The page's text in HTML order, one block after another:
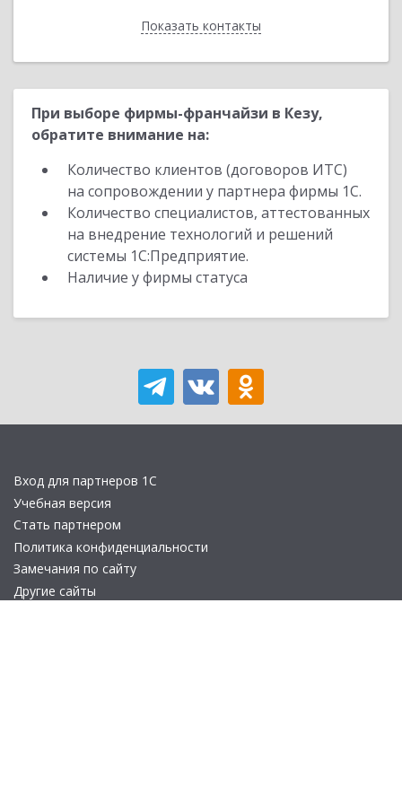
Показать контакты
Назад
При выборе фирмы-франчайзи в Кезу,
обратите внимание на:
Количество клиентов (договоров ИТС)
на сопровождении у партнера фирмы 1С.
Количество специалистов, аттестованных
на внедрение технологий и решений
системы 1С:Предприятие.
Наличие у фирмы статуса
Вход для партнеров 1С
Учебная версия
Стать партнером
Политика конфиденциальности
Замечания по сайту
Другие сайты